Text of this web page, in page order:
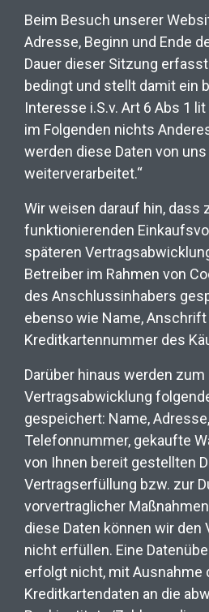
Beim Besuch unserer
Adresse, Beginn und Ende
Dauer dieser Sitzung
bedingt und stellt damit ein
Interesse i.S.v. Art 6 Abs 1
im Folgenden nichts
werden diese Daten von
weiterverarbeitet.“
Wir weisen darauf hin, dass
funktionierenden
späteren
Betreiber im Rahmen von
des Anschlussinhabers
ebenso wie Name, Anschrift
Kreditkartennummer des
Darüber hinaus werden
Vertragsabwicklung
gespeichert: Name,
Telefonnummer, gekaufte
von Ihnen bereit gestellten
Vertragserfüllung bzw. zur
vorvertraglicher
diese Daten können wir den
nicht erfüllen. Eine
erfolgt nicht, mit Ausnahme
Kreditkartendaten an die